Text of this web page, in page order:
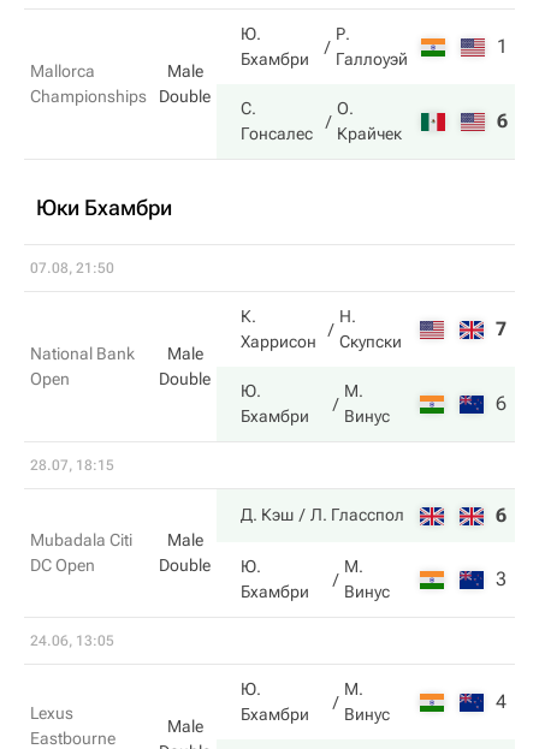
Mallorca
Championships
Male
Double
Ю.
Бхамбри
Р.
Галлоуэй
1
С.
Гонсалес
О.
Крайчек
6
Юки Бхамбри
07.08, 21:50
National Bank
Open
Male
Double
К.
Харрисон
Н.
Скупски
7
Ю.
Бхамбри
М.
Винус
6
28.07, 18:15
Mubadala Citi
DC Open
Male
Double
Д. Кэш Л. Гласспол 6
Ю.
Бхамбри
М.
Винус
3
24.06, 13:05
Lexus
Eastbourne
Male
Ю.
Бхамбри
М.
Винус
4